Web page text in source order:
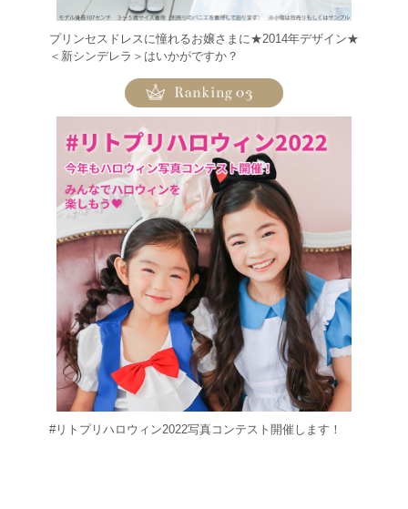
プリンセスドレスに憧れるお嬢さまに★2014年デザイン★
＜新シンデレラ＞はいかがですか？
#リトプリハロウィン2022写真コンテスト開催します！